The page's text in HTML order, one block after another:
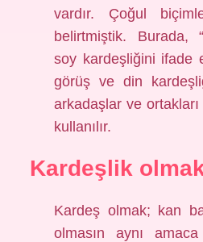
vardır. Çoğul
belirtmiştik. Burada,
soy kardeşliğini ifade
görüş ve din
arkadaşlar ve
kullanılır.
Kardeşlik
Kardeş olmak; kan
olmasın aynı